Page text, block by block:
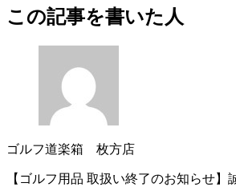
この記事を書いた人
ゴルフ道楽箱 枚方店
【ゴルフ用品 取扱い終了のお知らせ】